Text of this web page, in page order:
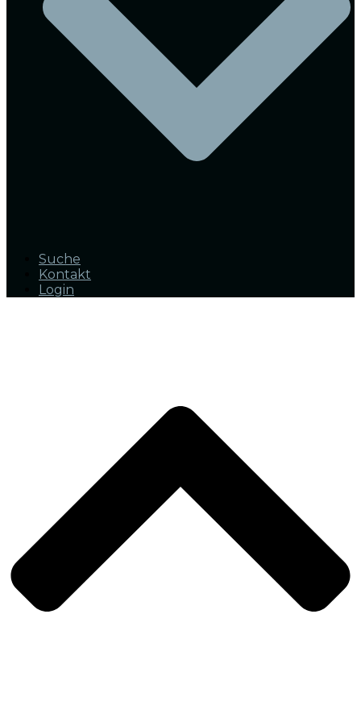
Suche
Kontakt
Login